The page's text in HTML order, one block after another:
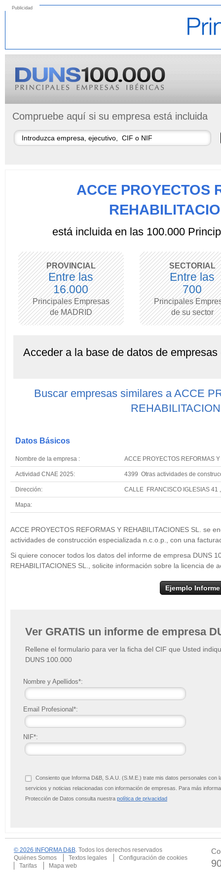
Publicidad
Compruebe aquí si su empresa está incluida
ACCE PROYECTOS
está incluida en las 100.000
PROVINCIAL
Entre las
16.000
Principales Empresas
de MADRID
SECTORIAL
Entre las
700
Principales
de su sector
Acceder a la base de datos de
Buscar empresas similares a ACCE
Datos Básicos
Nombre de la empresa : ACCE PROYECTOS REFORMAS
Actividad CNAE 2025: 4399 Otras actividades de
Dirección: CALLE FRANCISCO IGLESIAS 41
Mapa:
−
ACCE PROYECTOS REFORMAS Y REHABILITACIONES SL. se
actividades de construcción especializada n.c.o.p., con una
Si quiere conocer todos los datos del informe de empresa DUNS
REHABILITACIONES SL., solicite información sobre la licencia de
Ejemplo Informe
Ver GRATIS un informe de empresa
Rellene el formulario para ver la ficha del CIF que Usted
DUNS 100.000
Nombre y Apellidos*:
Email Profesional*:
NIF*:
Consiento que Informa D&B, S.A.U. (S.M.E.) trate mis datos personales
servicios y noticias relacionadas con información de empresas. Para más
Protección de Datos consulta nuestra política de privacidad
© 2026 INFORMA D&B. Todos los derechos reservados
Quiénes Somos
Textos legales
Configuración de cookies
Tarifas
Mapa web